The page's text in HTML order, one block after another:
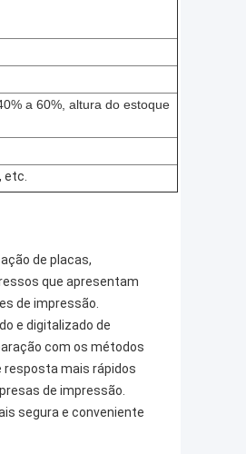
a 60%, altura do estoque
etc.
de placas,
que apresentam
de impressão.
e digitalizado de
com os métodos
resposta mais rápidos
de impressão.
segura e conveniente